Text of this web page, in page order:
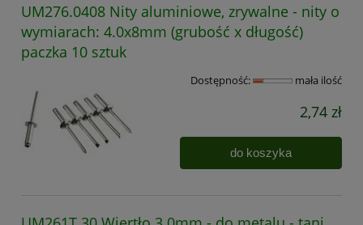
UM276.0408 Nity aluminiowe, zrywalne - nity o
wymiarach: 4.0x8mm (grubość x długość)
paczka 10 sztuk
Dostępność: mała ilość
2,74 zł
do koszyka